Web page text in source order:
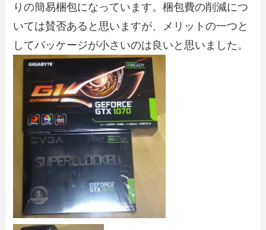
りの簡易梱包になっています。梱包費の削減につ
いては賛否あると思いますが、メリットの一つと
してパッケージが小さいのは良いと思いました。